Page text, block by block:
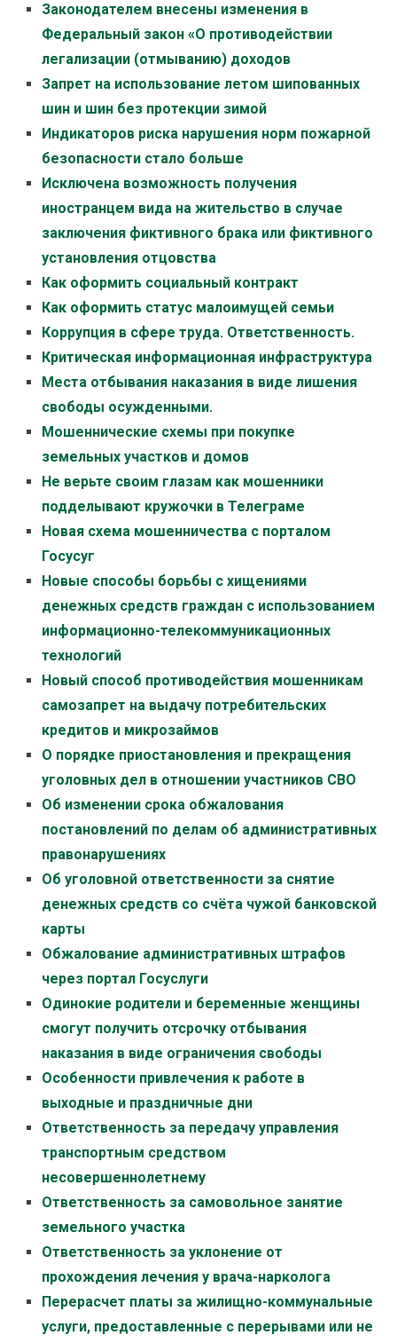
Законодателем внесены изменения в
Федеральный закон «О противодействии
легализации (отмыванию) доходов
Запрет на использование летом шипованных
шин и шин без протекции зимой
Индикаторов риска нарушения норм пожарной
безопасности стало больше
Исключена возможность получения
иностранцем вида на жительство в случае
заключения фиктивного брака или фиктивного
установления отцовства
Как оформить социальный контракт
Как оформить статус малоимущей семьи
Коррупция в сфере труда. Ответственность.
Критическая информационная инфраструктура
Места отбывания наказания в виде лишения
свободы осужденными.
Мошеннические схемы при покупке
земельных участков и домов
Не верьте своим глазам как мошенники
подделывают кружочки в Телеграме
Новая схема мошенничества с порталом
Госусуг
Новые способы борьбы с хищениями
денежных средств граждан с использованием
информационно-телекоммуникационных
технологий
Новый способ противодействия мошенникам
самозапрет на выдачу потребительских
кредитов и микрозаймов
О порядке приостановления и прекращения
уголовных дел в отношении участников СВО
Об изменении срока обжалования
постановлений по делам об административных
правонарушениях
Об уголовной ответственности за снятие
денежных средств со счёта чужой банковской
карты
Обжалование административных штрафов
через портал Госуслуги
Одинокие родители и беременные женщины
смогут получить отсрочку отбывания
наказания в виде ограничения свободы
Особенности привлечения к работе в
выходные и праздничные дни
Ответственность за передачу управления
транспортным средством
несовершеннолетнему
Ответственность за самовольное занятие
земельного участка
Ответственность за уклонение от
прохождения лечения у врача-нарколога
Перерасчет платы за жилищно-коммунальные
услуги, предоставленные с перерывами или не